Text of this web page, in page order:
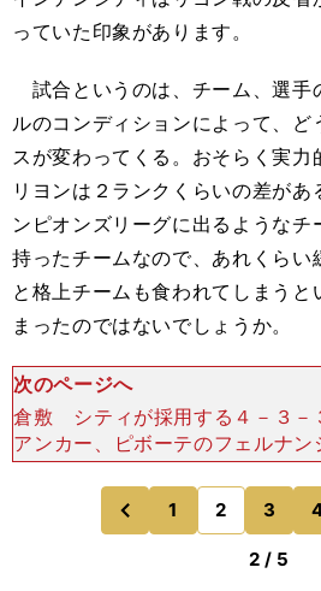
っていた印象があります。
試合というのは、チーム、選手
ルのコンディションによって、ど
スが変わってくる。おそらく実力
リヨンは２ランクくらいの差があ
ンピオンズリーグに出るようなチ
持ったチームなので、あれくらい
と格上チームも食われてしまうと
まったのではないでしょうか。
次のページへ
倉敷 シティが採用する４－３－
アンカー、ピボーテのフェルナン
スペースを狙ってくるのがセオ
して、シティはどういった対応を
ンのインテンシ
前
のページへ
1 2 3のページへ
2 / 5